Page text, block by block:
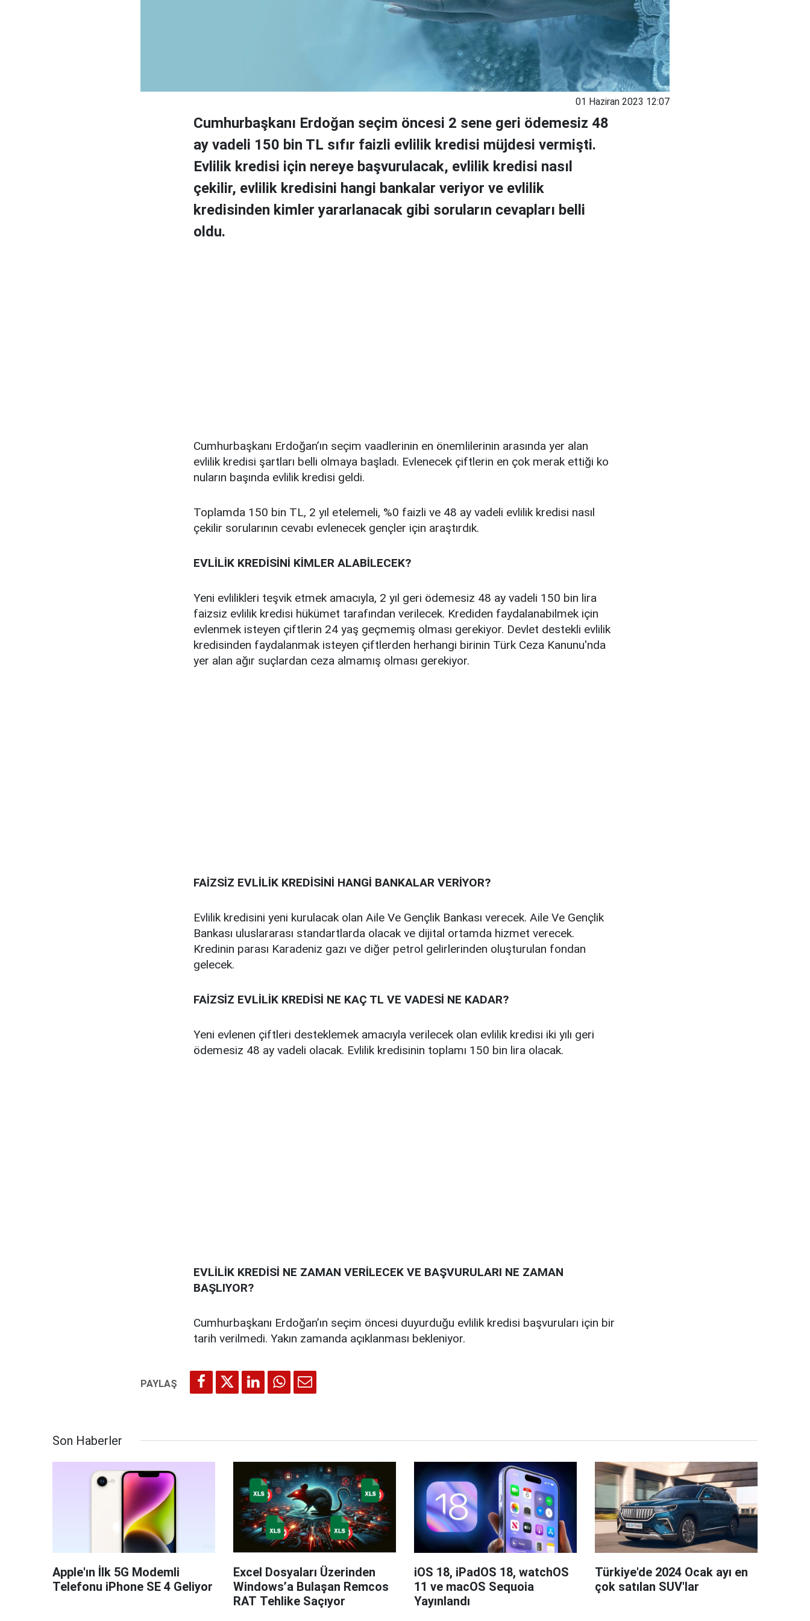
01 Haziran 2023 12:07
Cumhurbaşkanı Erdoğan seçim öncesi 2 sene geri ödemesiz 48
ay vadeli 150 bin TL sıfır faizli evlilik kredisi müjdesi vermişti.
Evlilik kredisi için nereye başvurulacak, evlilik kredisi nasıl
çekilir, evlilik kredisini hangi bankalar veriyor ve evlilik
kredisinden kimler yararlanacak gibi soruların cevapları belli
oldu.
Cumhurbaşkanı Erdoğan’ın seçim vaadlerinin en önemlilerinin arasında yer alan
evlilik kredisi şartları belli olmaya başladı. Evlenecek çiftlerin en çok merak ettiği ko
nuların başında evlilik kredisi geldi.
Toplamda 150 bin TL, 2 yıl etelemeli, %0 faizli ve 48 ay vadeli evlilik kredisi nasıl
çekilir sorularının cevabı evlenecek gençler için araştırdık.
EVLİLİK KREDİSİNİ KİMLER ALABİLECEK?
Yeni evlilikleri teşvik etmek amacıyla, 2 yıl geri ödemesiz 48 ay vadeli 150 bin lira
faizsiz evlilik kredisi hükümet tarafından verilecek. Krediden faydalanabilmek için
evlenmek isteyen çiftlerin 24 yaş geçmemiş olması gerekiyor. Devlet destekli evlilik
kredisinden faydalanmak isteyen çiftlerden herhangi birinin Türk Ceza Kanunu'nda
yer alan ağır suçlardan ceza almamış olması gerekiyor.
FAİZSİZ EVLİLİK KREDİSİNİ HANGİ BANKALAR VERİYOR?
Evlilik kredisini yeni kurulacak olan Aile Ve Gençlik Bankası verecek. Aile Ve Gençlik
Bankası uluslararası standartlarda olacak ve dijital ortamda hizmet verecek.
Kredinin parası Karadeniz gazı ve diğer petrol gelirlerinden oluşturulan fondan
gelecek.
FAİZSİZ EVLİLİK KREDİSİ NE KAÇ TL VE VADESİ NE KADAR?
Yeni evlenen çiftleri desteklemek amacıyla verilecek olan evlilik kredisi iki yılı geri
ödemesiz 48 ay vadeli olacak. Evlilik kredisinin toplamı 150 bin lira olacak.
EVLİLİK KREDİSİ NE ZAMAN VERİLECEK VE BAŞVURULARI NE ZAMAN
BAŞLIYOR?
Cumhurbaşkanı Erdoğan’ın seçim öncesi duyurduğu evlilik kredisi başvuruları için bir
tarih verilmedi. Yakın zamanda açıklanması bekleniyor.
Son Haberler
Apple'ın İlk 5G Modemli
Telefonu iPhone SE 4 Geliyor
Excel Dosyaları Üzerinden
Windows’a Bulaşan Remcos
RAT Tehlike Saçıyor
iOS 18, iPadOS 18, watchOS
11 ve macOS Sequoia
Yayınlandı
Türkiye'de 2024 Ocak ayı en
çok satılan SUV'lar